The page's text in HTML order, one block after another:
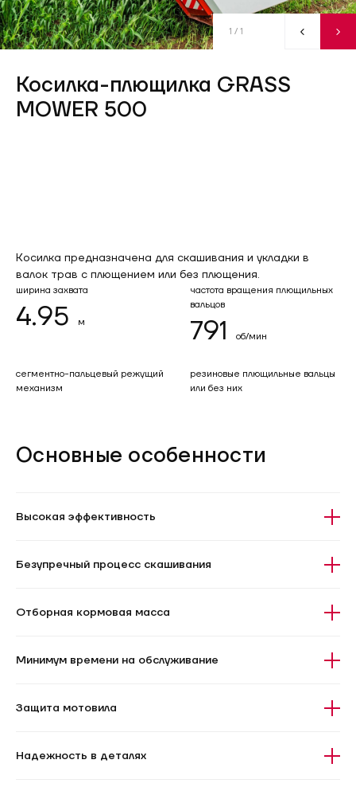
1 / 1
Косилка-плющилка GRASS
MOWER 500
ширина захвата
4.95 м
частота вращения плющильных
вальцов
791 об/мин
сегментно-пальцевый режущий
механизм
резиновые плющильные вальцы
или без них
Косилка предназначена для скашивания и укладки в
валок трав с плющением или без плющения.
Основные особенности
Высокая эффективность
Безупречный процесс скашивания
Отборная кормовая масса
Минимум времени на обслуживание
Защита мотовила
Надежность в деталях